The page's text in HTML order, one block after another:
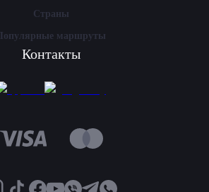
Страны
Популярные маршруты
Контакты